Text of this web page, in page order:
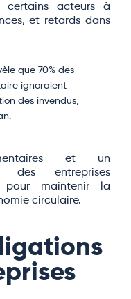
certains acteurs à
et retards dans
que 70% des
ignoraient
des invendus,
et un
des entreprises
pour maintenir la
circulaire.